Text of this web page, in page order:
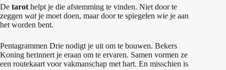
De tarot helpt je die afstemming te vinden. Niet door te
zeggen watje moet doen, maar door te spiegelen wie je aan
het worden bent.
Pentagrammen Drie nodigt je uit om te bouwen. Bekers
Koning herinnert je eraan om te ervaren. Samen vormen ze
een routekaart voor vakmanschap met hart. En misschien is